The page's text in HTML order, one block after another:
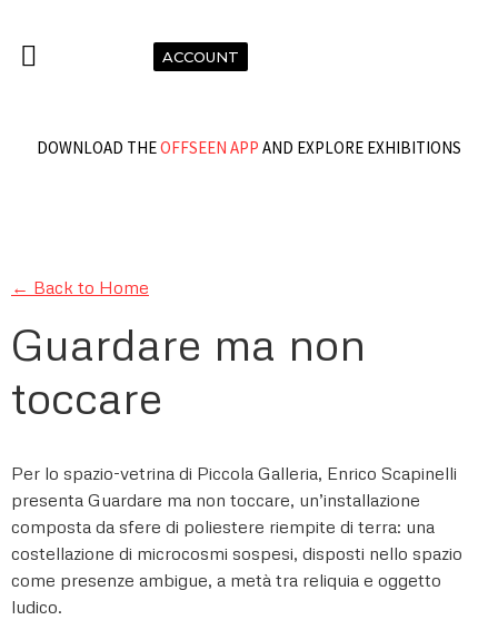
ACCOUNT
DOWNLOAD THEOFFSEEN APP AND EXPLORE EXHIBITIONS
← Back to Home
Guardare ma non
toccare
Per lo spazio-vetrina di Piccola Galleria, Enrico Scapinelli
presenta Guardare ma non toccare, un’installazione
composta da sfere di poliestere riempite di terra: una
costellazione di microcosmi sospesi, disposti nello spazio
come presenze ambigue, a metà tra reliquia e oggetto
ludico.